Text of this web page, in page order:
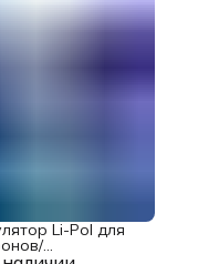
Li-Pol для